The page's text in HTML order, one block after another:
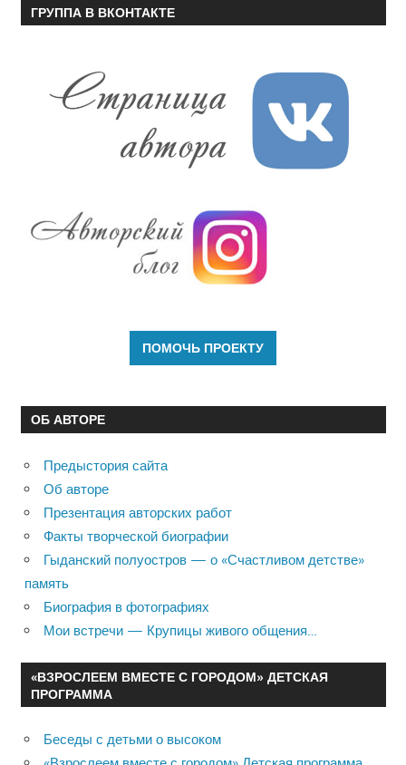
ГРУППА В ВКОНТАКТЕ
ОБ АВТОРЕ
Предыстория сайта
Об авторе
Презентация авторских работ
Факты творческой биографии
Гыданский полуостров — о «Счастливом детстве»
память
Биография в фотографиях
Мои встречи — Крупицы живого общения…
«ВЗРОСЛЕЕМ ВМЕСТЕ С ГОРОДОМ» ДЕТСКАЯ
ПРОГРАММА
Беседы с детьми о высоком